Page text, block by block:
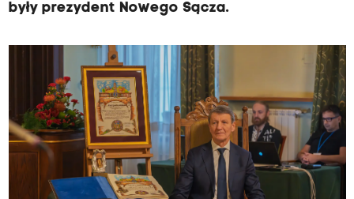
były prezydent Nowego Sącza.